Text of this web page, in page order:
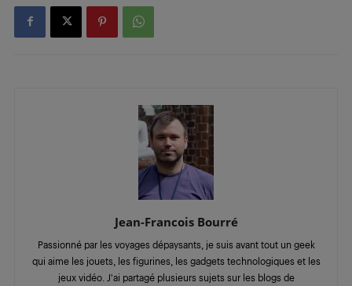
Jean-Francois Bourré
Passionné par les voyages dépaysants, je suis avant tout un geek
qui aime les jouets, les figurines, les gadgets technologiques et les
jeux vidéo. J'ai partagé plusieurs sujets sur les blogs de